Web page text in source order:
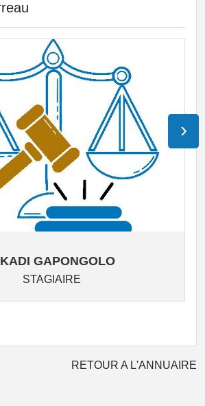
GAPONGOLO
STAGIAIRE
›
RETOUR A L'ANNUAIRE